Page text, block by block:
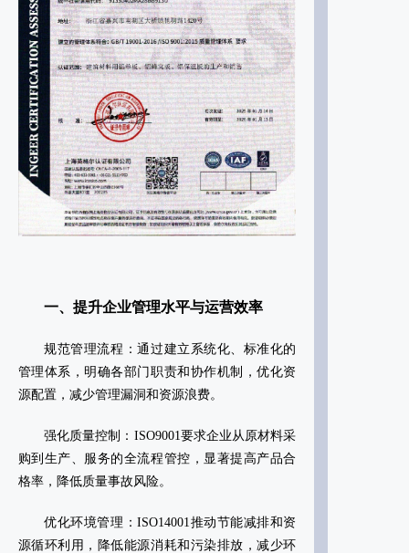
一、提升企业管理水平与运营效率
‌规范管理流程‌：通过建立系统化、标准化的
管理体系，明确各部门职责和协作机制，优化资
源配置，减少管理漏洞和资源浪费‌。
‌强化质量控制‌：ISO9001要求企业从原材料采
购到生产、服务的全流程管控，显著提高产品合
格率，降低质量事故风险‌。
‌优化环境管理‌：ISO14001推动节能减排和资
源循环利用，降低能源消耗和污染排放，减少环
典礼